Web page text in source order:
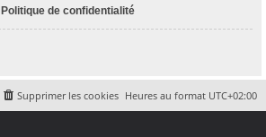
Politique de confidentialité
Heures au format UTC+02:00
Supprimer les cookies